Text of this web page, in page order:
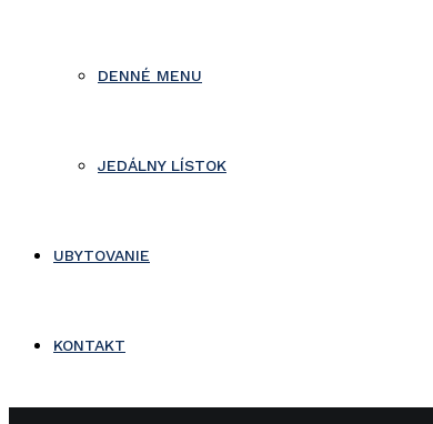
DENNÉ MENU
JEDÁLNY LÍSTOK
UBYTOVANIE
KONTAKT